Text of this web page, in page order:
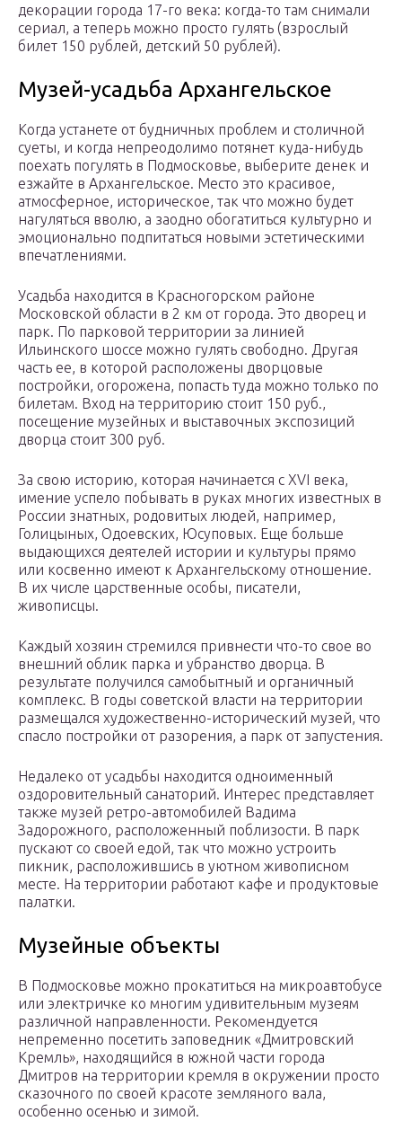
декорации города 17-го века: когда-то там снимали
сериал, а теперь можно просто гулять (взрослый
билет 150 рублей, детский 50 рублей).
Музей-усадьба Архангельское
Когда устанете от будничных проблем и столичной
суеты, и когда непреодолимо потянет куда-нибудь
поехать погулять в Подмосковье, выберите денек и
езжайте в Архангельское. Место это красивое,
атмосферное, историческое, так что можно будет
нагуляться вволю, а заодно обогатиться культурно и
эмоционально подпитаться новыми эстетическими
впечатлениями.
Усадьба находится в Красногорском районе
Московской области в 2 км от города. Это дворец и
парк. По парковой территории за линией
Ильинского шоссе можно гулять свободно. Другая
часть ее, в которой расположены дворцовые
постройки, огорожена, попасть туда можно только по
билетам. Вход на территорию стоит 150 руб.,
посещение музейных и выставочных экспозиций
дворца стоит 300 руб.
За свою историю, которая начинается с XVI века,
имение успело побывать в руках многих известных в
России знатных, родовитых людей, например,
Голицыных, Одоевских, Юсуповых. Еще больше
выдающихся деятелей истории и культуры прямо
или косвенно имеют к Архангельскому отношение.
В их числе царственные особы, писатели,
живописцы.
Каждый хозяин стремился привнести что-то свое во
внешний облик парка и убранство дворца. В
результате получился самобытный и органичный
комплекс. В годы советской власти на территории
размещался художественно-исторический музей, что
спасло постройки от разорения, а парк от запустения.
Недалеко от усадьбы находится одноименный
оздоровительный санаторий. Интерес представляет
также музей ретро-автомобилей Вадима
Задорожного, расположенный поблизости. В парк
пускают со своей едой, так что можно устроить
пикник, расположившись в уютном живописном
месте. На территории работают кафе и продуктовые
палатки.
Музейные объекты
В Подмосковье можно прокатиться на микроавтобусе
или электричке ко многим удивительным музеям
различной направленности. Рекомендуется
непременно посетить заповедник «Дмитровский
Кремль», находящийся в южной части города
Дмитров на территории кремля в окружении просто
сказочного по своей красоте земляного вала,
особенно осенью и зимой.